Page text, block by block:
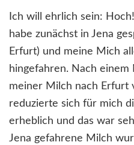
Ich will ehrlich sein:
habe zunächst in Jena
Erfurt) und meine Mich
hingefahren. Nach
meiner Milch nach Erfurt
reduzierte sich für mich
erheblich und das war
Jena gefahrene Milch